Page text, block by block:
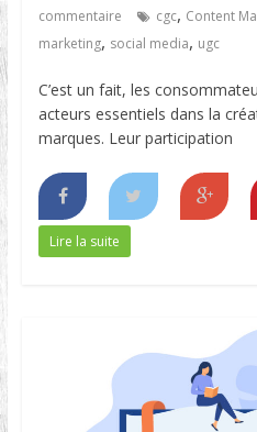
commentaire
cgc, Content
marketing, social media, ugc
C’est un fait, les
acteurs essentiels dans la
marques. Leur participation
Lire la suite